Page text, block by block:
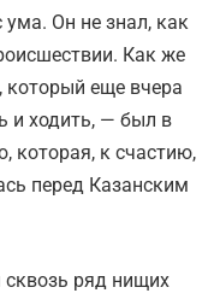
Он не знал, как
Как же
еще вчера
и ходить, — был в
которая, к счастию,
перед Казанским
сквозь ряд нищих